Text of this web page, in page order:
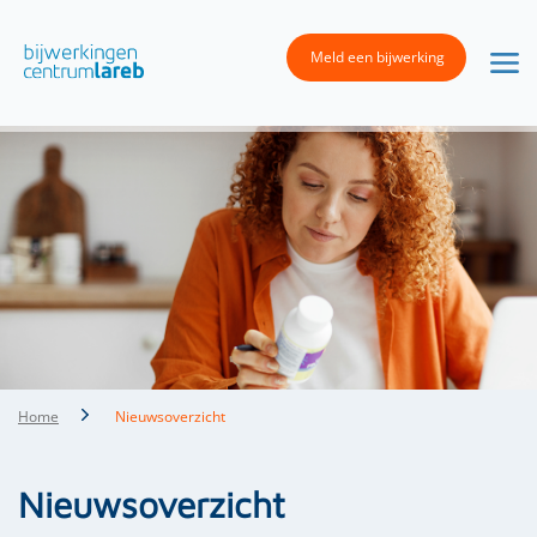
Meld een bijwerking
Home Nieuwsoverzicht
Nieuwsoverzicht